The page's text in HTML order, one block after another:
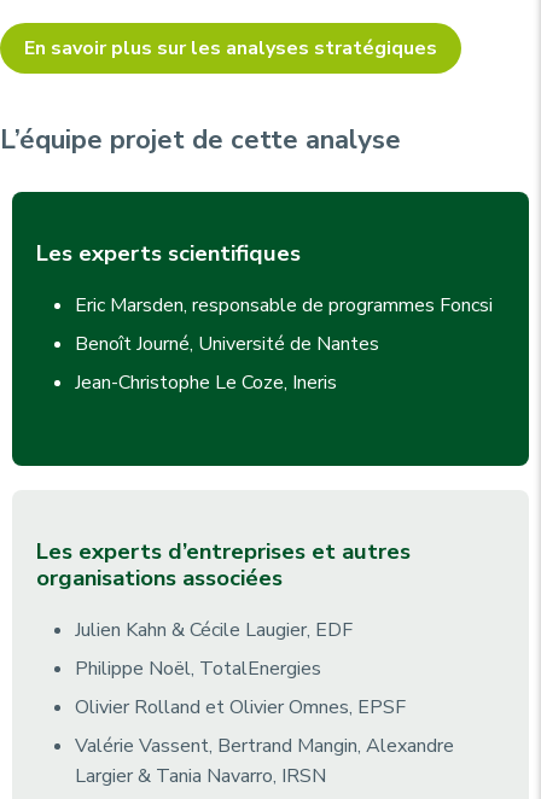
En savoir plus sur les analyses stratégiques
L’équipe projet de cette analyse
Les experts scientifiques
Eric Marsden, responsable de programmes Foncsi
Benoît Journé, Université de Nantes
Jean-Christophe Le Coze, Ineris
Les experts d’entreprises et autres
organisations associées
Julien Kahn & Cécile Laugier, EDF
Philippe Noël, TotalEnergies
Olivier Rolland et Olivier Omnes, EPSF
Valérie Vassent, Bertrand Mangin, Alexandre
Largier & Tania Navarro, IRSN